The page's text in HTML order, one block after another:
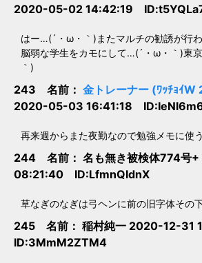
2020-05-02 14:42:19
はー…(´・ω・｀)またマルチの勧誘が行
脳弱な学生をカモにして…(´・ω・｀)東
｀)
243 名前： 金トレーナー (ﾜｯﾁｮｲ
2020-05-03 16:41:18
再来週からまた夜勤なので勉強メモに使
244 名前： 名も無き被検体774号+
08:21:40 ID:LfmnQIdnX
草なぎのなぎは弓ヘンに前の旧字体その
245 名前： 稲村純一 2020-12-31
ID:3MmM2ZTM4